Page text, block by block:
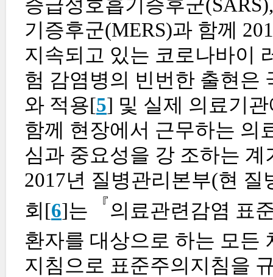
증급성호흡기증후군
기증후군(MERS)과 함께
지속되고 있는 코로나바이
험 감염병의 빈번한 출현은
와 적용[5] 및 실제 의료기
함께 현장에서 근무하는 의
심과 중요성을 강 조하는 계
2017년 질병관리본부(현
회[6]는 『의료관련감염 표
환자를 대상으로 하는 모든
지침으로 표준주의지침을